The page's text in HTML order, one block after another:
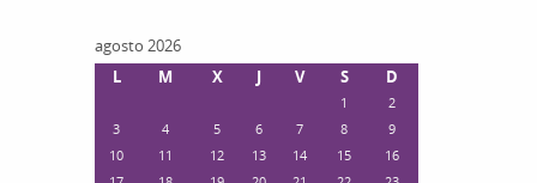
agosto 2026
L
M X J V S D
1
2
3
4 5 6 7 8
9
10
11 12 13 14 15
16